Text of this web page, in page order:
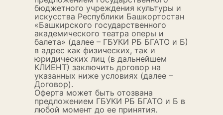
бюджетного учреждения культуры и
искусства Республики Башкортостан
«Башкирского государственного
академического театра оперы и
балета» (далее – ГБУКИ РБ БГАТО и Б)
в адрес как физических, так и
юридических лиц (в дальнейшем
КЛИЕНТ) заключить договор на
указанных ниже условиях (далее –
Договор).
Оферта может быть отозвана
предложением ГБУКИ РБ БГАТО и Б в
любой момент до ее принятия.